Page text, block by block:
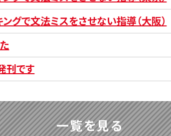
グで文法ミスをさせない指導（大阪）
刊です
一覧を見る